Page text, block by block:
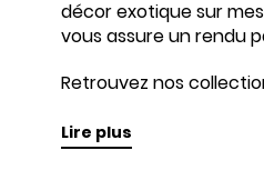
décor exotique sur
vous assure un rendu
Retrouvez nos
Lire plus